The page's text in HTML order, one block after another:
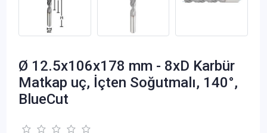
Ø 12.5x106x178 mm - 8xD Karbür
Matkap uç, İçten Soğutmalı, 140°,
BlueCut